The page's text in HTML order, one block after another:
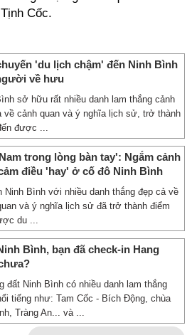
Cốc.
'du lịch chậm' đến Ninh Bình
về hưu
sở hữu rất nhiều danh lam thắng cảnh
về cảnh quan và ý nghĩa lịch sử, trở thành
được ...
trong lòng bàn tay': Ngắm cảnh
điều 'hay' ở cố đô Ninh Bình
Ninh Bình với nhiều danh thắng đẹp cả về
và ý nghĩa lịch sử đã trở thành điểm
du ...
Bình, bạn đã check-in Hang
đất Ninh Bình có nhiều danh lam thắng
tiếng như: Tam Cốc - Bích Động, chùa
Tràng An... và ...